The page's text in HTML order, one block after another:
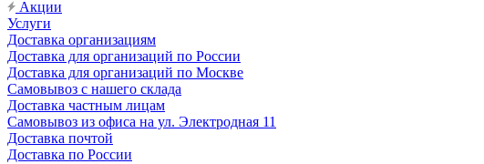
Акции
Услуги
Доставка организациям
Доставка для организаций по России
Доставка для организаций по Москве
Самовывоз с нашего склада
Доставка частным лицам
Самовывоз из офиса на ул. Электродная 11
Доставка почтой
Доставка по России